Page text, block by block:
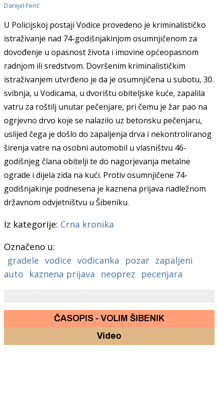
Danijel Ferić
U Policijskoj postaji Vodice provedeno je kriminalističko
istraživanje nad 74-godišnjakinjom osumnjičenom za
dovođenje u opasnost života i imovine općeopasnom
radnjom ili sredstvom. Dovršenim kriminalističkim
istraživanjem utvrđeno je da je osumnjičena u subotu, 30.
svibnja, u Vodicama, u dvorištu obiteljske kuće, zapalila
vatru za roštilj unutar pečenjare, pri čemu je žar pao na
ogrjevno drvo koje se nalazilo uz betonsku pečenjaru,
uslijed čega je došlo do zapaljenja drva i nekontroliranog
širenja vatre na osobni automobil u vlasništvu 46-
godišnjeg člana obitelji te do nagorjevanja metalne
ograde i dijela zida na kući. Protiv osumnjičene 74-
godišnjakinje podnesena je kaznena prijava nadležnom
državnom odvjetništvu u Šibeniku.
Iz kategorije: Crna kronika
Označeno u:
gradele vodice vodicanka pozar zapaljeni
auto
kaznena prijava neoprez pecenjara
ČASOPIS - VOLIM ŠIBENIK
Video